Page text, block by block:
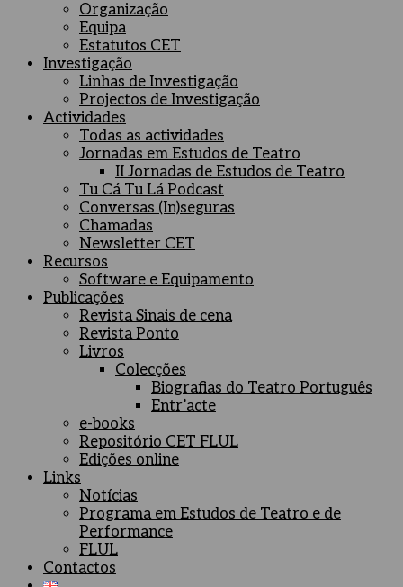
Organização
Equipa
Estatutos CET
Investigação
Linhas de Investigação
Projectos de Investigação
Actividades
Todas as actividades
Jornadas em Estudos de Teatro
II Jornadas de Estudos de Teatro
Tu Cá Tu Lá Podcast
Conversas (In)seguras
Chamadas
Newsletter CET
Recursos
Software e Equipamento
Publicações
Revista Sinais de cena
Revista Ponto
Livros
Colecções
Biografias do Teatro Português
Entr’acte
e-books
Repositório CET FLUL
Edições online
Links
Notícias
Programa em Estudos de Teatro e de
Performance
FLUL
Contactos